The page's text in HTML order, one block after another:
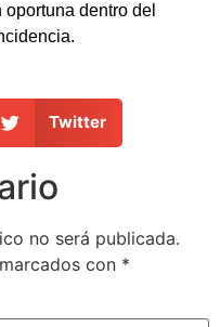
dentro del
Twitter
no será publicada.
con *